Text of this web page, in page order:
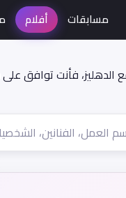
الدهليز، فأنت توافق
مسابقات أفلام